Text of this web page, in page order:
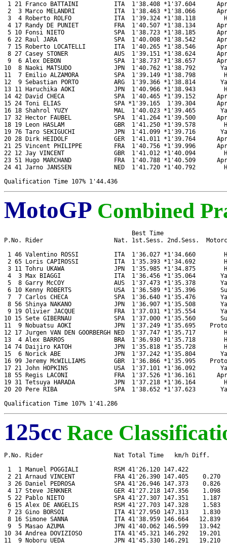
1 21 Franco BATTAINI          ITA  1'38.408 *1'37.604
2  3 Marco MELANDRI           ITA  1'38.463 *1'38.066
3  4 Roberto ROLFO            ITA  1'39.324 *1'38.118
4 17 Randy DE PUNIET          FRA  1'40.507 *1'38.134
5 10 Fonsi NIETO              SPA  1'38.723 *1'38.185
6 22 Raul JARA                SPA  1'40.008 *1'38.542
7 15 Roberto LOCATELLI        ITA  1'40.265 *1'38.546
8 27 Casey STONER             AUS  1'39.151 *1'38.624
9  6 Alex DEBON               SPA  1'38.737 *1'38.657
10  8 Naoki MATSUDO            JPN  1'40.762 *1'38.792
11  7 Emilio ALZAMORA          SPA  1'39.149 *1'38.798
12  9 Sebastian PORTO          ARG  1'39.366 *1'38.814
13 11 Haruchika AOKI           JPN  1'40.966 *1'38.943
14 42 David CHECA              SPA  1'40.465 *1'39.152
15 24 Toni ELIAS               SPA *1'39.165  1'39.304
16 18 Shahrol YUZY             MAL  1'40.023 *1'39.465
17 32 Hector FAUBEL            SPA  1'41.264 *1'39.500
18 19 Leon HASLAM              GBR  1'41.250 *1'39.578
19 76 Taro SEKIGUCHI           JPN  1'41.099 *1'39.716
20 28 Dirk HEIDOLF             GER  1'41.011 *1'39.764
21 25 Vincent PHILIPPE         FRA  1'40.756 *1'39.996
22 12 Jay VINCENT              GBR  1'41.012 *1'40.094
23 51 Hugo MARCHAND            FRA  1'40.788 *1'40.509
24 41 Jarno JANSSEN            NED  1'41.720 *1'40.792
MotoGP Combined
                                    Best Time
P.No. Rider                    Nat. 1st.Sess. 2nd.Sess.
1 46 Valentino ROSSI          ITA  1'36.027 *1'34.660
2 65 Loris CAPIROSSI          ITA  1'35.393 *1'34.692
3 11 Tohru UKAWA              JPN  1'35.985 *1'34.875
4  3 Max BIAGGI               ITA  1'36.456 *1'35.064
5  8 Garry McCOY              AUS  1'37.473 *1'35.378
6 10 Kenny ROBERTS            USA  1'36.589 *1'35.396
7  7 Carlos CHECA             SPA  1'36.640 *1'35.476
8 56 Shinya NAKANO            JPN  1'36.907 *1'35.508
9 19 Olivier JACQUE           FRA  1'37.031 *1'35.554
10 15 Sete GIBERNAU            SPA  1'37.000 *1'35.560
11  9 Nobuatsu AOKI            JPN  1'37.249 *1'35.695    Proton
12 17 Jurgen VAN DEN GOORBERGH NED  1'37.747 *1'35.717
13  4 Alex BARROS              BRA  1'36.930 *1'35.718
14 74 Daijiro KATOH            JPN  1'35.818 *1'35.728
15  6 Norick ABE               JPN  1'37.242 *1'35.804
16 99 Jeremy McWILLIAMS        GBR  1'36.866 *1'35.995
17 21 John HOPKINS             USA  1'37.101 *1'36.092
18 55 Regis LACONI             FRA  1'37.526 *1'36.161
19 31 Tetsuya HARADA           JPN  1'37.218 *1'36.164
20 20 Pere RIBA                SPA  1'38.652 *1'37.623
125cc Race
P.No. Rider                    Nat Total Time   km/h Diff.
1  1 Manuel POGGIALI          RSM 41'26.120 147.422
2 21 Arnaud VINCENT           FRA 41'26.390 147.405
3 26 Daniel PEDROSA           SPA 41'26.946 147.373
4 17 Steve JENKNER            GER 41'27.218 147.356    1.098
5 22 Pablo NIETO              SPA 41'27.307 147.351    1.187
6 15 Alex DE ANGELIS          RSM 41'27.703 147.328
7 23 Gino BORSOI              ITA 41'27.950 147.313    1.830
8 16 Simone SANNA             ITA 41'38.959 146.664   12.839
9  5 Masao AZUMA              JPN 41'40.062 146.599
10 34 Andrea DOVIZIOSO         ITA 41'45.321 146.292   19.201
11  9 Noboru UEDA              JPN 41'45.330 146.291   19.210